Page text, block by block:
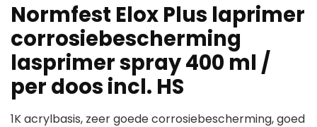
Normfest Elox Plus laprimer
corrosiebescherming
lasprimer spray 400 ml /
per doos incl. HS
1K acrylbasis, zeer goede corrosiebescherming, goed